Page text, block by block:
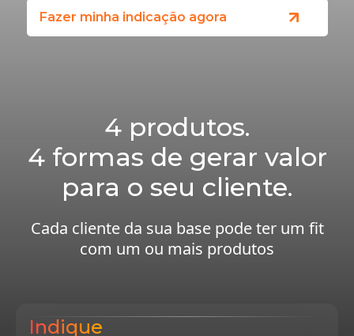
Fazer minha indicação agora
4 produtos.
4 formas de gerar valor
para o seu cliente.
Cada cliente da sua base pode ter um fit
com um ou mais produtos
Indique